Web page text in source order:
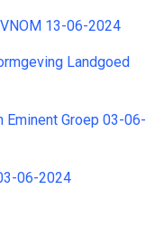
13-06-2024
Landgoed
Groep 03-06-
06-2024